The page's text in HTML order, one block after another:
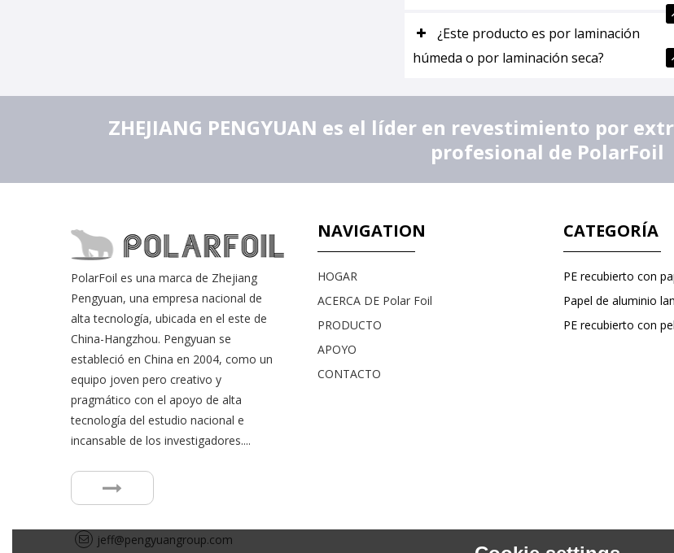
¿Este producto es por laminación
húmeda o por laminación seca?
ZHEJIANG PENGYUAN es el líder en revestimiento por
profesional de PolarFoil
PolarFoil es una marca de Zhejiang
Pengyuan, una empresa nacional de
alta tecnología, ubicada en el este de
China-Hangzhou. Pengyuan se
estableció en China en 2004, como un
equipo joven pero creativo y
pragmático con el apoyo de alta
tecnología del estudio nacional e
incansable de los investigadores....
jeff@pengyuangroup.com
NAVIGATION
HOGAR
ACERCA DE Polar Foil
PRODUCTO
APOYO
CONTACTO
CATEGORÍA
PE recubierto con
Papel de aluminio